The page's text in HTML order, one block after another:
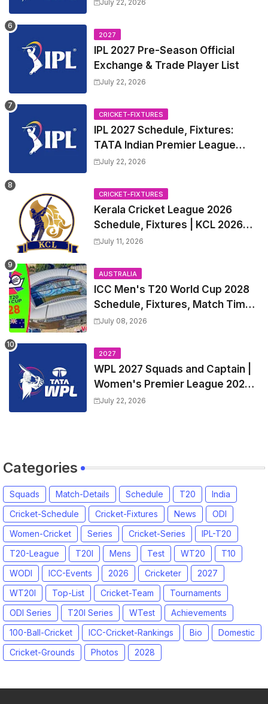
Captain
July 22, 2026
2027
IPL 2027 Pre-Season Official
Exchange & Trade Player List
July 22, 2026
CRICKET-FIXTURES
IPL 2027 Schedule, Fixtures:
TATA Indian Premier League
2027 Match Time Table, Venue,
Trade Players List, Captain
July 22, 2026
CRICKET-FIXTURES
Kerala Cricket League 2026
Schedule, Fixtures | KCL 2026
Match Time Table, Venue,
July 11, 2026
AUSTRALIA
ICC Men's T20 World Cup 2028
Schedule, Fixtures, Match Time
Table, Venue, Squads, Players
July 08, 2026
2027
WPL 2027 Squads and Captain |
Women's Premier League 2027
All team Players List and Coach
July 22, 2026
Categories
Squads Match-Details Schedule T20
India
Cricket-Schedule
Cricket-Fixtures News
ODI
Women-Cricket
Series Cricket-Series
IPL-T20
T20-League
T20I Mens Test WT20
T10
WODI
ICC-Events 2026 Cricketer
2027
WT20I
Top-List Cricket-Team
Tournaments
ODI Series
T20I Series WTest
Achievements
100-Ball-Cricket
ICC-Cricket-Rankings Bio
Domestic
Cricket-Grounds
Photos 2028